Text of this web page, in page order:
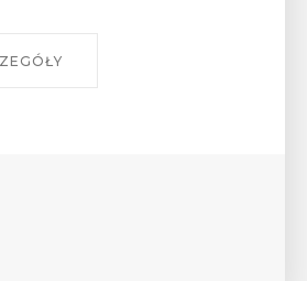
o godz. 17 w Miejskiej